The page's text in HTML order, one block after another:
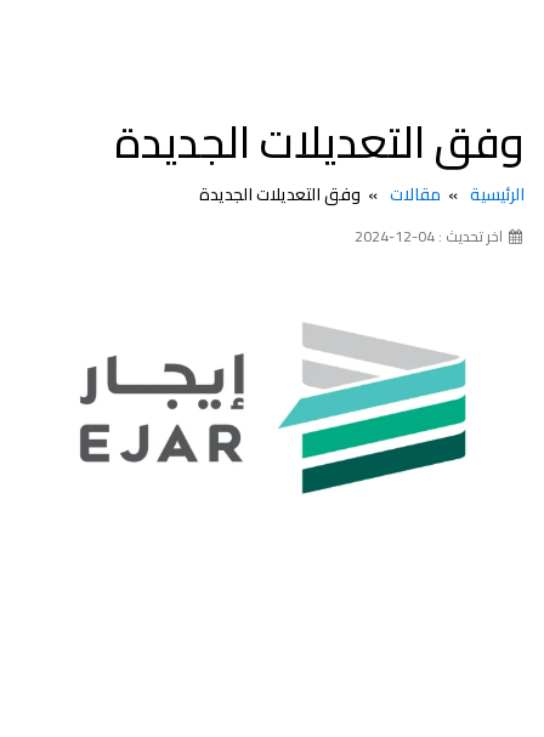
وفق التعديلات الجديدة
الرئيسية مقالات وفق التعديلات الجديدة
اخر تحديث : 04-12-2024